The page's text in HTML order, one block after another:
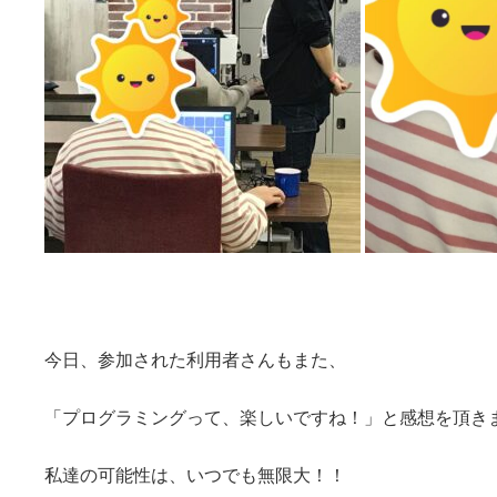
今日、参加された利用者さんもまた、
「プログラミングって、楽しいですね！」と感想を頂き
私達の可能性は、いつでも無限大！！